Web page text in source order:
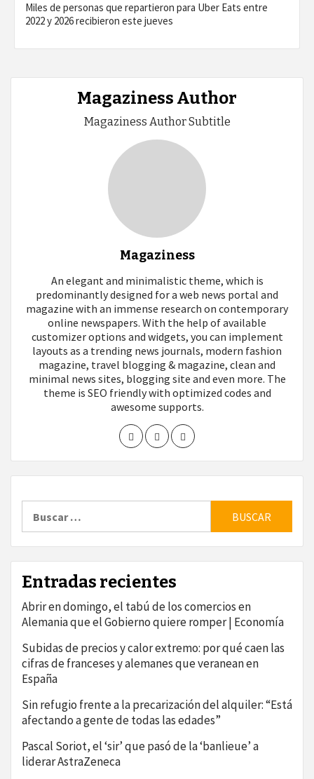
Miles de personas que repartieron para Uber Eats entre
2022 y 2026 recibieron este jueves
Magaziness Author
Magaziness Author Subtitle
Magaziness
An elegant and minimalistic theme, which is
predominantly designed for a web news portal and
magazine with an immense research on contemporary
online newspapers. With the help of available
customizer options and widgets, you can implement
layouts as a trending news journals, modern fashion
magazine, travel blogging & magazine, clean and
minimal news sites, blogging site and even more. The
theme is SEO friendly with optimized codes and
awesome supports.
Entradas recientes
Abrir en domingo, el tabú de los comercios en
Alemania que el Gobierno quiere romper | Economía
Subidas de precios y calor extremo: por qué caen las
cifras de franceses y alemanes que veranean en
España
Sin refugio frente a la precarización del alquiler: “Está
afectando a gente de todas las edades”
Pascal Soriot, el ‘sir’ que pasó de la ‘banlieue’ a
liderar AstraZeneca